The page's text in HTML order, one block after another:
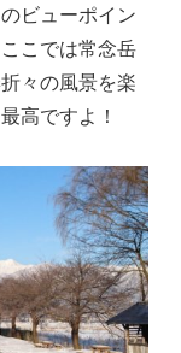
ビューポイン
こでは常念岳
々の風景を楽
高ですよ！